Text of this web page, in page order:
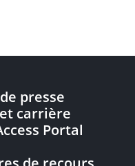
presse
carrière
Portal